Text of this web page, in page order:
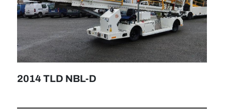
2014 TLD NBL-D